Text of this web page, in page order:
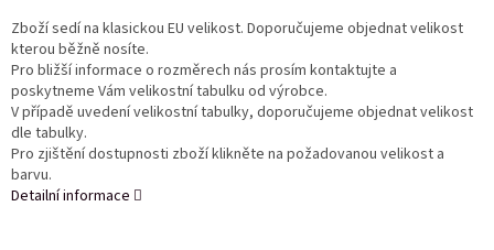
Zboží sedí na klasickou EU velikost. Doporučujeme objednat velikost
kterou běžně nosíte.
Pro bližší informace o rozměrech nás prosím kontaktujte a
poskytneme Vám velikostní tabulku od výrobce.
V případě uvedení velikostní tabulky, doporučujeme objednat velikost
dle tabulky.
Pro zjištění dostupnosti zboží klikněte na požadovanou velikost a
barvu.
Detailní informace